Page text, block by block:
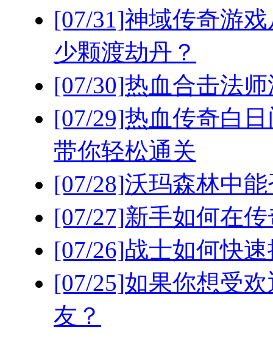
[07/31]神域传奇游
少颗渡劫丹？
[07/30]热血合击法
[07/29]热血传奇白
带你轻松通关
[07/28]沃玛森林中
[07/27]新手如何在
[07/26]战士如何快
[07/25]如果你想受
友？